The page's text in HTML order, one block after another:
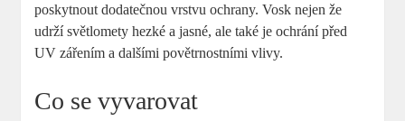
poskytnout dodatečnou vrstvu ochrany. Vosk ⁤nejen že
udrží světlomety hezké a⁤ jasné, ale také je ochrání před
UV ‍zářením a dalšími povětrnostními vlivy.
Co se vyvarovat